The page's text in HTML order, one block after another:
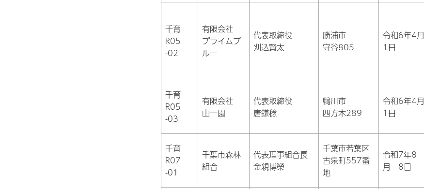
千育
R05
-02
有限会社
プライムブ
ルー
代表取締役
刈込賢太
勝浦市
守谷805
令和6年4月
1日
千育
R05
-03
有限会社
山一園
代表取締役
唐鎌稔
鴨川市
四方木289
令和6年4月
1日
千育
R07
-01
千葉市森林
組合
代表理事組合長
金親博榮
千葉市若葉区
古泉町557番
地
令和7年8
月 8日